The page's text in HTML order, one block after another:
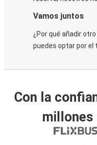
Vamos juntos
¿Por qué añadir
puedes optar por
Con la
millones